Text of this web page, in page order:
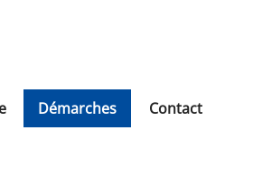
Démarches Contact